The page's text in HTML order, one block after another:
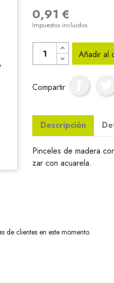
0,91 €
Impuestos incluidos
Añadir al
Compartir
Descripción
Pinceles de madera
zar con acuarela.
de clientes en este momento.